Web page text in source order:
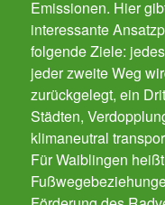
Emissionen. Hier
interessante
folgende Ziele:
jeder zweite Weg
zurückgelegt, ein
Städten,
klimaneutral
Für Waiblingen